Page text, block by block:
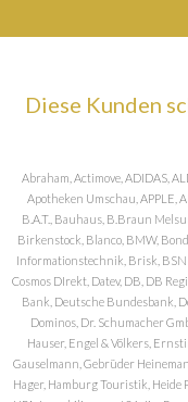
Diese Kunden
Abraham, Actimove, ADIDAS,
Apotheken Umschau, APPLE,
B.A.T., Bauhaus, B.Braun
Birkenstock, Blanco, BMW,
Informationstechnik, Brisk, BSN
Cosmos DIrekt, Datev, DB, DB
Bank, Deutsche Bundesbank,
Dominos, Dr. Schumacher
Hauser, Engel & Völkers,
Gauselmann, Gebrüder
Hager, Hamburg Touristik, Heide